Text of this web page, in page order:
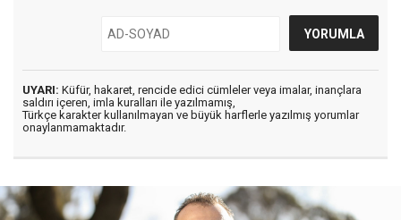
UYARI: Küfür, hakaret, rencide edici cümleler veya imalar, inançlara
saldırı içeren, imla kuralları ile yazılmamış,
Türkçe karakter kullanılmayan ve büyük harflerle yazılmış yorumlar
onaylanmamaktadır.